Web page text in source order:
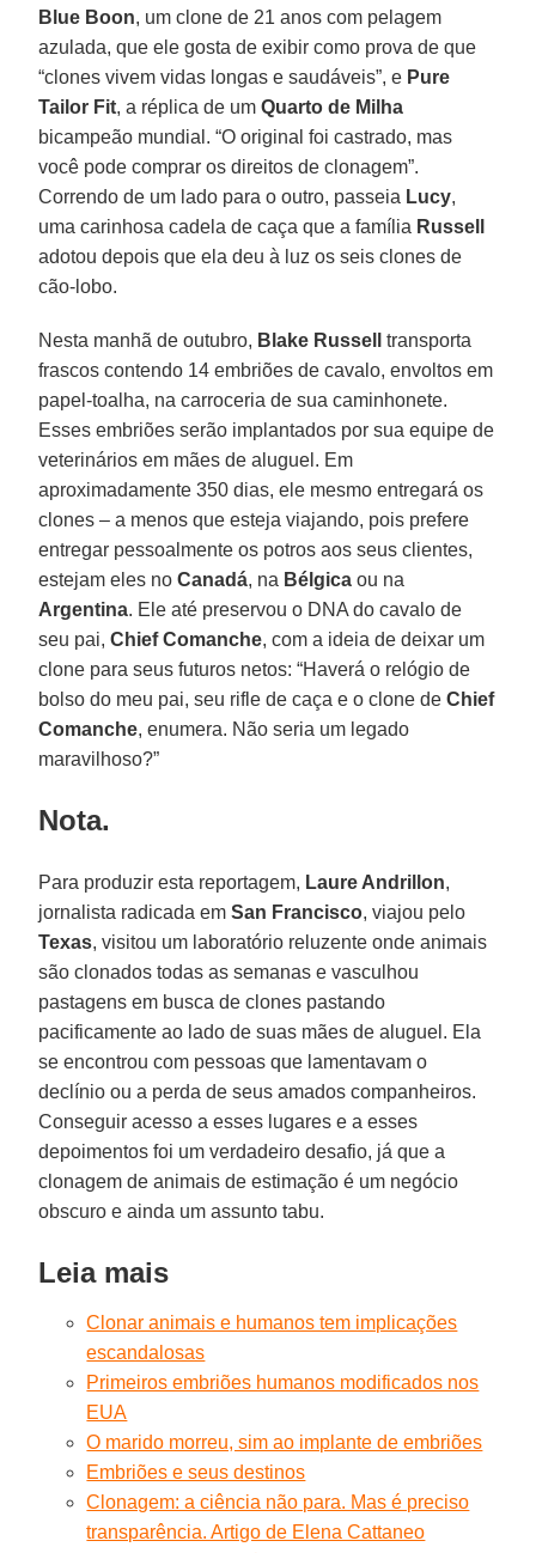
Blue Boon, um clone de 21 anos com pelagem
azulada, que ele gosta de exibir como prova de que
“clones vivem vidas longas e saudáveis”, e Pure
Tailor Fit, a réplica de umQuarto de Milha
bicampeão mundial. “O original foi castrado, mas
você pode comprar os direitos de clonagem”.
Correndo de um lado para o outro, passeia Lucy,
uma carinhosa cadela de caça que a família Russell
adotou depois que ela deu à luz os seis clones de
cão-lobo.
Nesta manhã de outubro, Blake Russell
transporta
frascos contendo 14 embriões de cavalo, envoltos em
papel-toalha, na carroceria de sua caminhonete.
Esses embriões serão implantados por sua equipe de
veterinários em mães de aluguel. Em
aproximadamente 350 dias, ele mesmo entregará os
clones – a menos que esteja viajando, pois prefere
entregar pessoalmente os potros aos seus clientes,
estejam eles noCanadá, na Bélgica ou na
Argentina. Ele até preservou o DNA do cavalo de
seu pai,Chief Comanche, com a ideia de deixar um
clone para seus futuros netos: “Haverá o relógio de
bolso do meu pai, seu rifle de caça e o clone de Chief
Comanche, enumera. Não seria um legado
maravilhoso?”
Nota.
Para produzir esta reportagem, Laure Andrillon,
jornalista radicada emSan Francisco, viajou pelo
Texas, visitou um laboratório reluzente onde animais
são clonados todas as semanas e vasculhou
pastagens em busca de clones pastando
pacificamente ao lado de suas mães de aluguel. Ela
se encontrou com pessoas que lamentavam o
declínio ou a perda de seus amados companheiros.
Conseguir acesso a esses lugares e a esses
depoimentos foi um verdadeiro desafio, já que a
clonagem de animais de estimação é um negócio
obscuro e ainda um assunto tabu.
Leia mais
Clonar animais e humanos tem implicações
escandalosas
Primeiros embriões humanos modificados nos
EUA
O marido morreu, sim ao implante de embriões
Embriões e seus destinos
Clonagem: a ciência não para. Mas é preciso
transparência. Artigo de Elena Cattaneo